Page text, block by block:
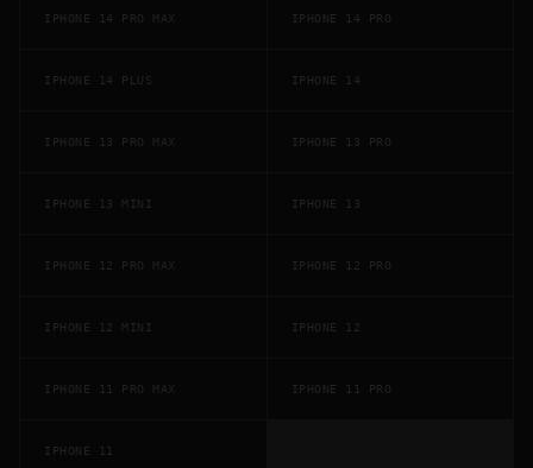
IPHONE 14 PRO MAX IPHONE 14 PRO
IPHONE 14 PLUS IPHONE 14
IPHONE 13 PRO MAX IPHONE 13 PRO
IPHONE 13 MINI IPHONE 13
IPHONE 12 PRO MAX IPHONE 12 PRO
IPHONE 12 MINI IPHONE 12
IPHONE 11 PRO MAX IPHONE 11 PRO
IPHONE 11